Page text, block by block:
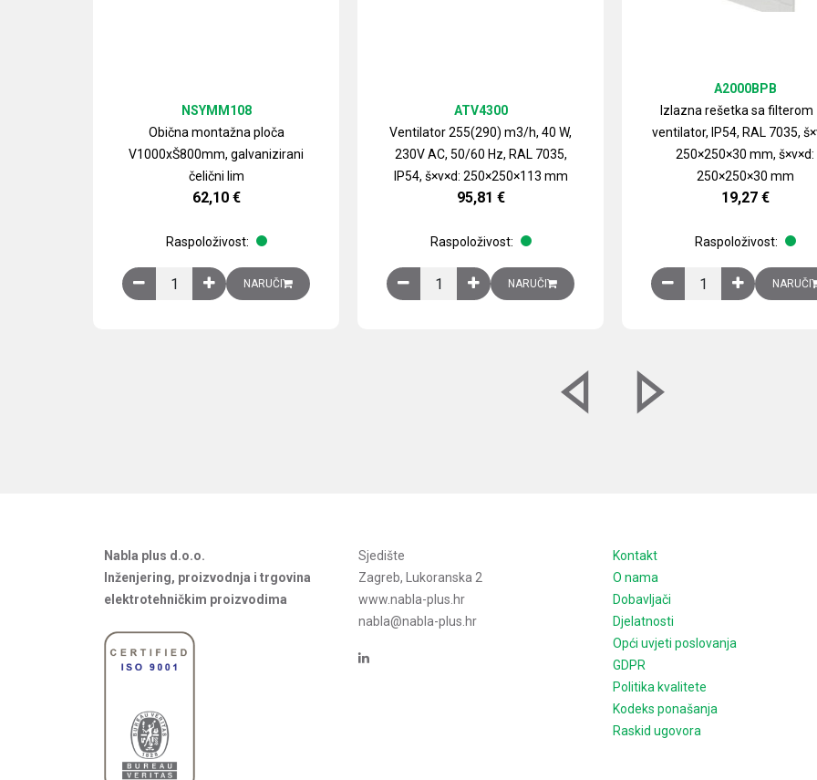
Obična montažna ploča
V1000xŠ800mm, galvanizirani
čelični lim
NSYMM108
62,10 €
Raspoloživost:
Obična montažna ploča V1000xŠ800mm, galvanizirani čelični lim količina
NARUČI
Ventilator 255(290) m3/h, 40 W,
230V AC, 50/60 Hz, RAL 7035,
IP54, š×v×d: 250×250×113 mm
ATV4300
95,81 €
Raspoloživost:
Ventilator 255(290) m3/h, 40 W, 230V AC, 50/60 Hz, RAL 7035,
NARUČI
Izlazna rešetka sa filterom
ventilator, IP54, RAL 7035,
250×250×30 mm, š×v×d:
250×250×30 mm
A2000BPB
19,27 €
Raspoloživost:
Izlazna rešetka saNARUČI
Nabla plus d.o.o.
Inženjering, proizvodnja i trgovina
elektrotehničkim proizvodima
Sjedište
Zagreb, Lukoranska 2
www.nabla-plus.hr
nabla@nabla-plus.hr
Kontakt
O nama
Dobavljači
Djelatnosti
Opći uvjeti poslovanja
GDPR
Politika kvalitete
Kodeks ponašanja
Raskid ugovora